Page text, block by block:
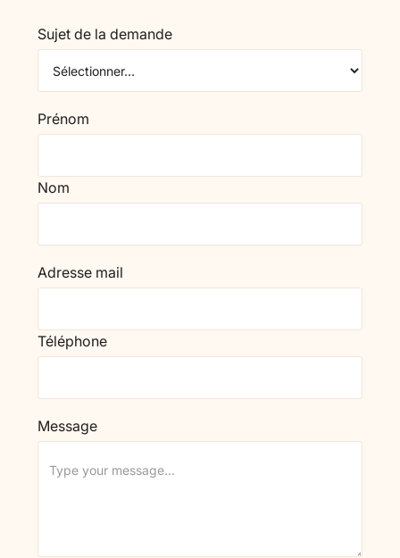
Sujet de la demande
Prénom
Nom
Adresse mail
Téléphone
Message